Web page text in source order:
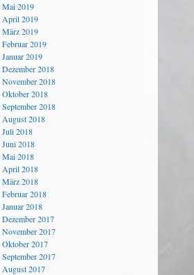
Mai 2019
April 2019
März 2019
Februar 2019
Januar 2019
Dezember 2018
November 2018
Oktober 2018
September 2018
August 2018
Juli 2018
Juni 2018
Mai 2018
April 2018
März 2018
Februar 2018
Januar 2018
Dezember 2017
November 2017
Oktober 2017
September 2017
August 2017